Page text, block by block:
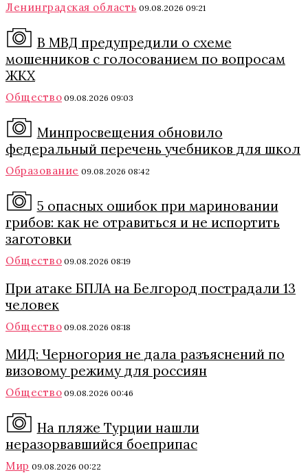
Ленинградская область 09.08.2026 09:21
В МВД предупредили о схеме
мошенников с голосованием по вопросам
ЖКХ
Общество 09.08.2026 09:03
Минпросвещения обновило
федеральный перечень учебников для школ
Образование 09.08.2026 08:42
5 опасных ошибок при мариновании
грибов: как не отравиться и не испортить
заготовки
Общество 09.08.2026 08:19
При атаке БПЛА на Белгород пострадали 13
человек
Общество 09.08.2026 08:18
МИД: Черногория не дала разъяснений по
визовому режиму для россиян
Общество 09.08.2026 00:46
На пляже Турции нашли
неразорвавшийся боеприпас
Мир 09.08.2026 00:22